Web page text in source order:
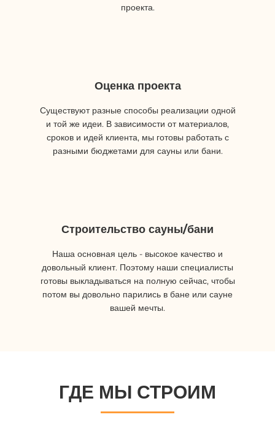
проекта.
Оценка проекта
Существуют разные способы реализации одной
и той же идеи. В зависимости от материалов,
сроков и идей клиента, мы готовы работать с
разными бюджетами для сауны или бани.
Строительство сауны/бани
Наша основная цель - высокое качество и
довольный клиент. Поэтому наши специалисты
готовы выкладываться на полную сейчас, чтобы
потом вы довольно парились в бане или сауне
вашей мечты.
ГДЕ МЫ СТРОИМ